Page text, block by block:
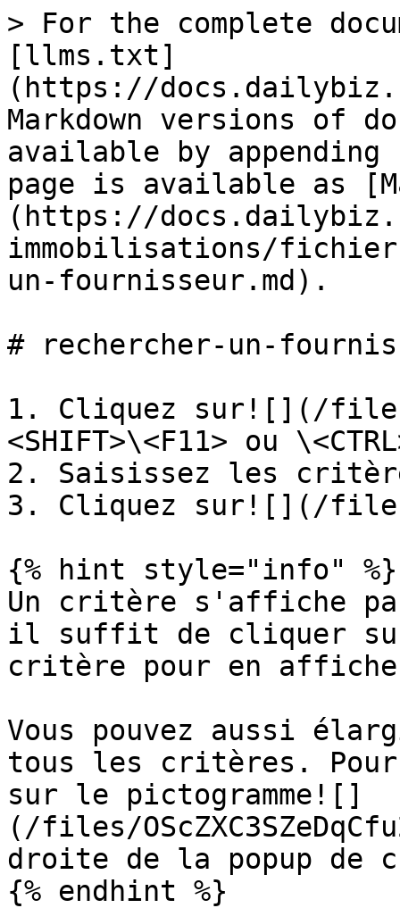
> For the complete
[llms.txt]
(https://
Markdown versions of
available by
page is available as
(https://
immobilisations/
un-fournisseur.md).
# rechercher-un-
1. Cliquez sur![](/files/
<SHIFT>\<F11> ou
2. Saisissez les
3. Cliquez sur![](/files/
{% hint style="info" %}
Un critère s'affiche
il suffit de cliquer sur
critère pour en
Vous pouvez aussi
tous les critères.
sur le pictogramme![]
(/files/
droite de la popup de
{% endhint %}